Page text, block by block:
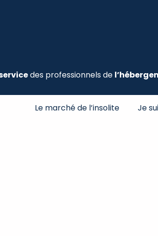
des professionnels de
Le marché de l’insolite Je